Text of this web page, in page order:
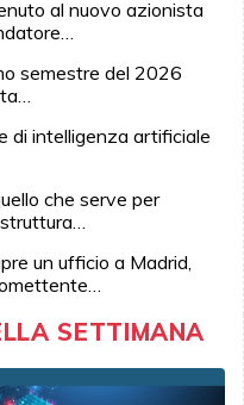
al nuovo azionista
semestre del 2026
di intelligenza artificiale
che serve per
un ufficio a Madrid,
SETTIMANA